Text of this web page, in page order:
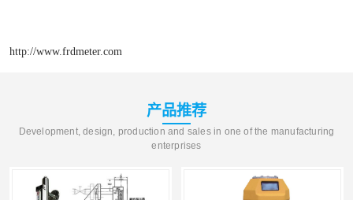
http://www.frdmeter.com
产品推荐
Development, design, production and sales in one of the manufacturing
enterprises